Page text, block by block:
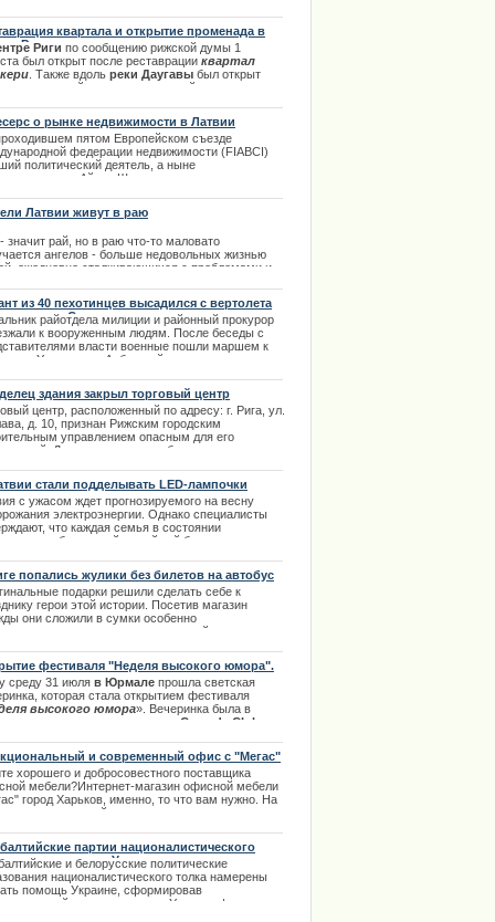
квартала и открытие променада в
Риги.
Риги по сообщению рижской думы 1
был открыт после реставрации квартал
. Также вдоль реки Даугавы был открыт
новый променад, который располагается
о рынке недвижимости в Латвии
пятом Европейском съезде
федерации недвижимости (FIABCI)
политический деятель, а ныне
Айнар Шлесерс высказал прогноз
Латвии живут в раю
значит рай, но в раю что-то маловато
ангелов - больше недовольных жизнью
ежедневно сталкивающихся с проблемами и
из 40 пехотинцев высадился с вертолета
поселка Стрелковое
райотдела милиции и районный прокурор
к вооруженным людям. После беседы с
власти военные пошли маршем к
Украины на Арбатской стрелке.
здания закрыл торговый центр
центр, расположенный по адресу: г. Рига, ул.
д. 10, признан Рижским городским
управлением опасным для его
Данное заключение было дано
стали подделывать LED-лампочки
c ужасом ждет прогнозируемого на весну
электроэнергии. Однако специалисты
что каждая семья в состоянии
собственный семейный бюджет, если
попались жулики без билетов на автобус
подарки решили сделать себе к
герои этой истории. Посетив магазин
они сложили в сумки особенно
модели одежды и спокойно прошли
покинуть территорию магазина.
фестиваля "Неделя высокого юмора".
среду 31 июля в Юрмале прошла светская
которая стала открытием фестиваля
высокого юмора». Вечеринка была в
Comedy Club
и резиденты. Далее в полном источнике.[b]
и современный офис с "Мегас"
хорошего и добросовестного поставщика
мебели?Интернет-магазин офисной мебели
город Харьков, именно, то что вам нужно. На
компании вы найдете множество уже готовых и
партии националистического
окажут помощь Украине
и белорусские политические
националистического толка намерены
помощь Украине, сформировав
комитет помощи Украине. |